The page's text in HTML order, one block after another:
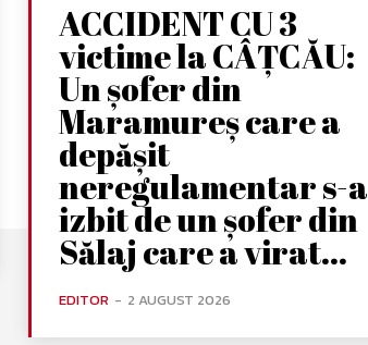
ACCIDENT CU 3
victime la CÂȚCĂU:
Un șofer din
Maramureș care a
depășit
neregulamentar s-a
izbit de un șofer din
Sălaj care a virat...
EDITOR - 2 AUGUST 2026